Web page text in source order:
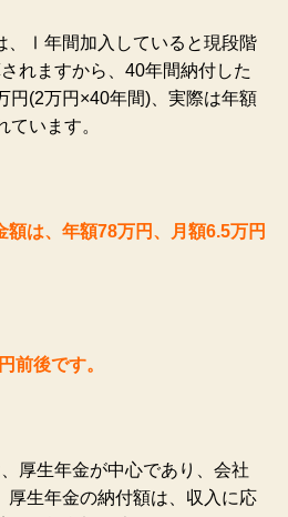
、Ⅰ年間加入していると現段階
れますから、40年間納付した
円(2万円×40年間)、実際は年額
います。
は、年額78万円、月額6.5万円
前後です。
厚生年金が中心であり、会社
厚生年金の納付額は、収入に応